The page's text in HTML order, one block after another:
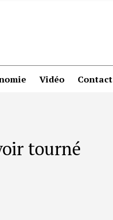
Vidéo Contact
tourné